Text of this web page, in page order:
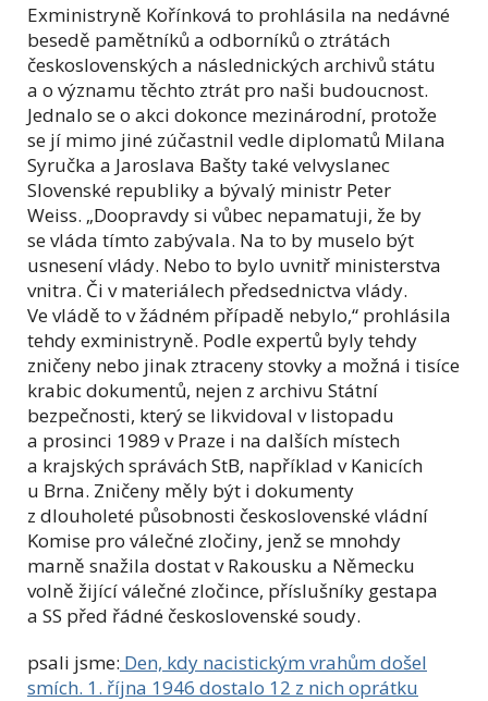
Exministryně Kořínková to prohlásila na nedávné
besedě pamětníků a odborníků o ztrátách
československých a následnických archivů státu
a o významu těchto ztrát pro naši budoucnost.
Jednalo se o akci dokonce mezinárodní, protože
se jí mimo jiné zúčastnil vedle diplomatů Milana
Syručka a Jaroslava Bašty také velvyslanec
Slovenské republiky a bývalý ministr Peter
Weiss. „Doopravdy si vůbec nepamatuji, že by
se vláda tímto zabývala. Na to by muselo být
usnesení vlády. Nebo to bylo uvnitř ministerstva
vnitra. Či v materiálech předsednictva vlády.
Ve vládě to v žádném případě nebylo,“ prohlásila
tehdy exministryně. Podle expertů byly tehdy
zničeny nebo jinak ztraceny stovky a možná i tisíce
krabic dokumentů, nejen z archivu Státní
bezpečnosti, který se likvidoval v listopadu
a prosinci 1989 v Praze i na dalších místech
a krajských správách StB, například v Kanicích
u Brna. Zničeny měly být i dokumenty
z dlouholeté působnosti československé vládní
Komise pro válečné zločiny, jenž se mnohdy
marně snažila dostat v Rakousku a Německu
volně žijící válečné zločince, příslušníky gestapa
a SS před řádné československé soudy.
psali jsme: Den, kdy nacistickým vrahům došel
smích. 1. října 1946 dostalo 12 z nich oprátku